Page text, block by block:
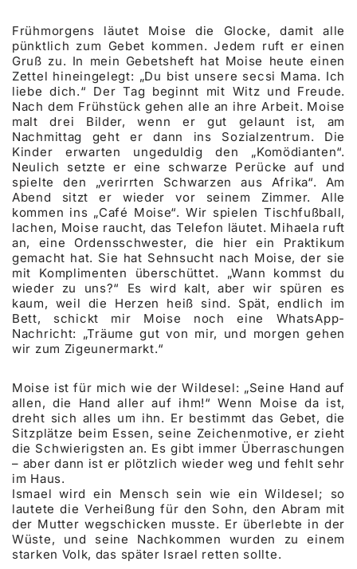
Frühmorgens läutet Moise die Glocke, damit alle
pünktlich zum Gebet kommen. Jedem ruft er einen
Gruß zu. In mein Gebetsheft hat Moise heute einen
Zettel hineingelegt: „Du bist unsere secsi Mama. Ich
liebe dich.“ Der Tag beginnt mit Witz und Freude.
Nach dem Frühstück gehen alle an ihre Arbeit. Moise
malt drei Bilder, wenn er gut gelaunt ist, am
Nachmittag geht er dann ins Sozialzentrum. Die
Kinder erwarten ungeduldig den „Komödianten“.
Neulich setzte er eine schwarze Perücke auf und
spielte den „verirrten Schwarzen aus Afrika“. Am
Abend sitzt er wieder vor seinem Zimmer. Alle
kommen ins „Café Moise“. Wir spielen Tischfußball,
lachen, Moise raucht, das Telefon läutet. Mihaela ruft
an, eine Ordensschwester, die hier ein Praktikum
gemacht hat. Sie hat Sehnsucht nach Moise, der sie
mit Komplimenten überschüttet. „Wann kommst du
wieder zu uns?“ Es wird kalt, aber wir spüren es
kaum, weil die Herzen heiß sind. Spät, endlich im
Bett, schickt mir Moise noch eine WhatsApp-
Nachricht: „Träume gut von mir, und morgen gehen
wir zum Zigeunermarkt.“
Moise ist für mich wie der Wildesel: „Seine Hand auf
allen, die Hand aller auf ihm!“ Wenn Moise da ist,
dreht sich alles um ihn. Er bestimmt das Gebet, die
Sitzplätze beim Essen, seine Zeichenmotive, er zieht
die Schwierigsten an. Es gibt immer Überraschungen
– aber dann ist er plötzlich wieder weg und fehlt sehr
im Haus.
Ismael wird ein Mensch sein wie ein Wildesel; so
lautete die Verheißung für den Sohn, den Abram mit
der Mutter wegschicken musste. Er überlebte in der
Wüste, und seine Nachkommen wurden zu einem
starken Volk, das später Israel retten sollte.